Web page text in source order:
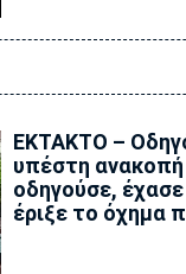
ΕΚΤΑΚΤΟ –
υπέστη
οδηγούσε,
έριξε το όχημα